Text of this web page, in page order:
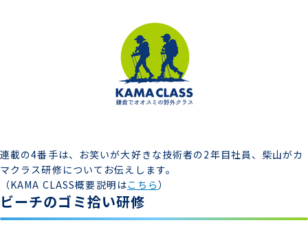
連載の4番手は、お笑いが大好きな技術者の2年目社員、柴山がカ
マクラス研修についてお伝えします。
（KAMA CLASS概要説明はこちら）
ビーチのゴミ拾い研修